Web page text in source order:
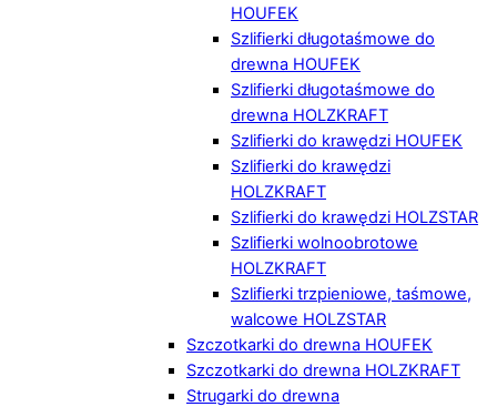
HOUFEK
Szlifierki długotaśmowe do
drewna HOUFEK
Szlifierki długotaśmowe do
drewna HOLZKRAFT
Szlifierki do krawędzi HOUFEK
Szlifierki do krawędzi
HOLZKRAFT
Szlifierki do krawędzi HOLZSTAR
Szlifierki wolnoobrotowe
HOLZKRAFT
Szlifierki trzpieniowe, taśmowe,
walcowe HOLZSTAR
Szczotkarki do drewna HOUFEK
Szczotkarki do drewna HOLZKRAFT
Strugarki do drewna